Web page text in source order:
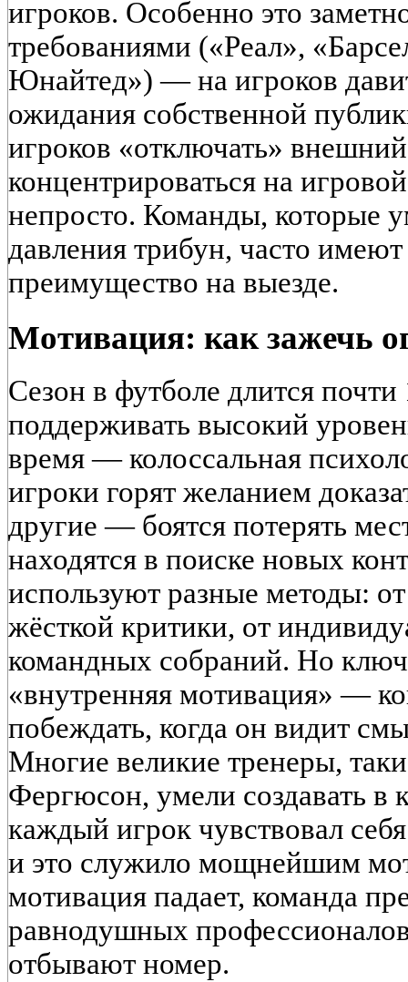
игроков. Особенно это
требованиями («Реал»,
Юнайтед») — на игроков
ожидания собственной
игроков «отключать»
концентрироваться на
непросто. Команды, которые
давления трибун, часто
преимущество на выезде.
Мотивация: как зажечь
Сезон в футболе длится
поддерживать высокий
время — колоссальная
игроки горят желанием
другие — боятся потерять
находятся в поиске новых
используют разные методы:
жёсткой критики, от
командных собраний. Но
«внутренняя мотивация» —
побеждать, когда он видит
Многие великие тренеры,
Фергюсон, умели создавать в
каждый игрок чувствовал
и это служило мощнейшим
мотивация падает, команда
равнодушных
отбывают номер.